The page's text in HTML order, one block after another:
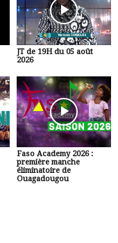
JT de 19H du 05 août
2026
Faso Academy 2026 :
première manche
éliminatoire de
Ouagadougou